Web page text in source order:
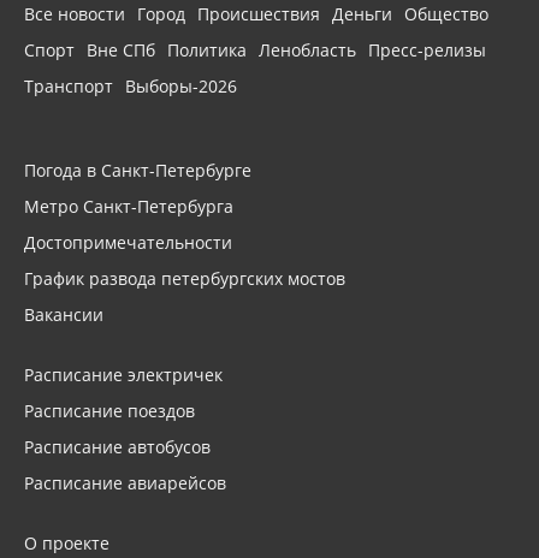
Все новости Город Происшествия Деньги
Общество
Спорт Вне СПб Политика Ленобласть Пресс-релизы
Транспорт Выборы-2026
Погода в Санкт-Петербурге
Метро Санкт-Петербурга
Достопримечательности
График развода петербургских мостов
Вакансии
Расписание электричек
Расписание поездов
Расписание автобусов
Расписание авиарейсов
О проекте